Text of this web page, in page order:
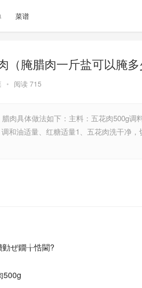
菜谱
腌腊肉一斤盐可以腌多
• 阅读 715
肉具体做法如下：主料：五花肉500g调
和油适量、红糖适量1、五花肉洗干净
勭ぜ鐗╁悎閫?
500g